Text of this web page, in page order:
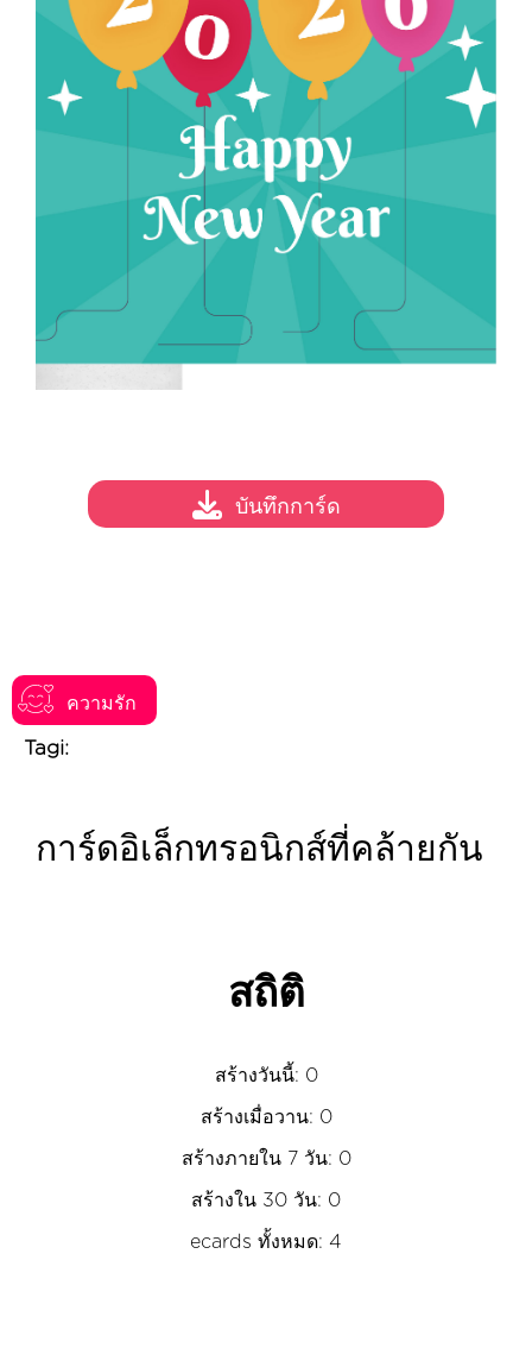
ความรัก
Tagi:
บันทึกการ์ด
การ์ดอิเล็กทรอนิกส์ที่คล้ายกัน
สถิติ
สร้างวันนี้: 0
สร้างเมื่อวาน: 0
สร้างภายใน 7 วัน: 0
สร้างใน 30 วัน: 0
ecards ทั้งหมด: 4